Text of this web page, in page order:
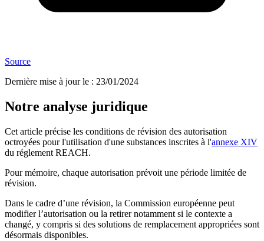
Source
Dernière mise à jour le : 23/01/2024
Notre analyse juridique
Cet article précise les conditions de révision des autorisation
octroyées pour l'utilisation d'une substances inscrites à l'annexe XIV
du réglement REACH.
Pour mémoire, chaque autorisation prévoit une période limitée de
révision.
Dans le cadre d’une révision, la Commission européenne peut
modifier l’autorisation ou la retirer notamment si le contexte a
changé, y compris si des solutions de remplacement appropriées sont
désormais disponibles.